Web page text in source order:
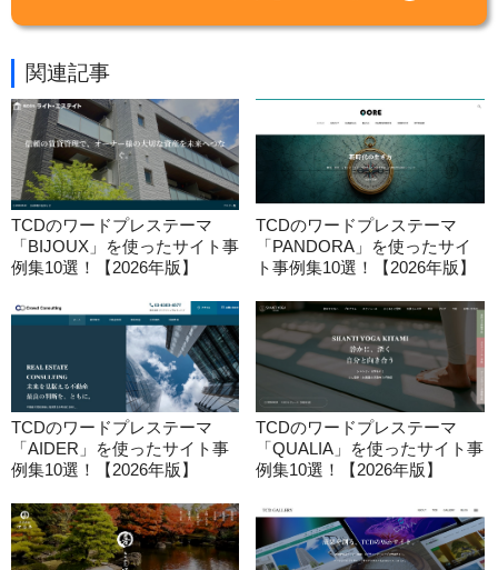
関連記事
TCDのワードプレステーマ
「BIJOUX」を使ったサイト事
例集10選！【2026年版】
TCDのワードプレステーマ
「PANDORA」を使ったサイ
ト事例集10選！【2026年版】
TCDのワードプレステーマ
「AIDER」を使ったサイト事
例集10選！【2026年版】
TCDのワードプレステーマ
「QUALIA」を使ったサイト事
例集10選！【2026年版】